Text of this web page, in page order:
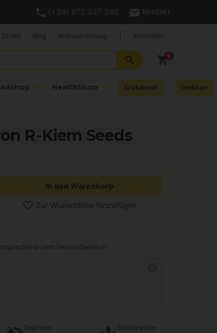
(+34) 972 527 248 Kontakt
shopping_cart
search
HealthShop Outdoor Indoor
Outlet Blog Anbauanleitung Anmelden
R-Kiem Seeds
In den Warenkorb
Zur Wunschliste hinzufügen
dem Versandbereich.
Diskreter
Schütze den